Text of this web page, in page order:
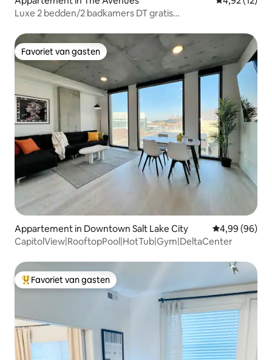
Luxe 2 bedden/2 badkamers DT gratis
Favoriet van gasten
Favoriet van gasten
Appartement in Downtown Salt Lake City Gemiddelde
4,99 (96)
CapitolView|RooftopPool|HotTub|Gym|DeltaCenter
Topfavoriet van gasten
Favoriet van gasten